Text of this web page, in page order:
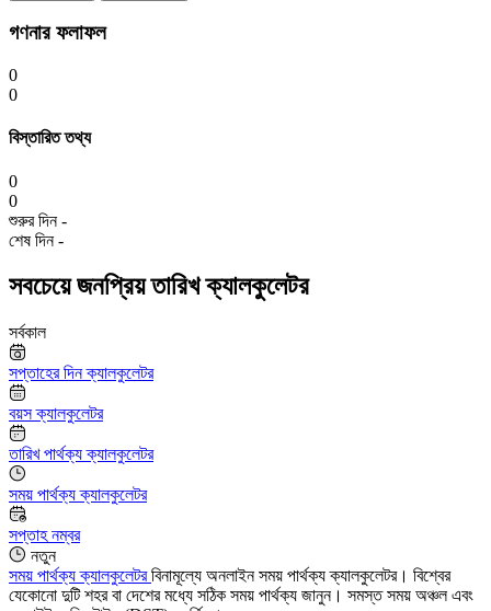
গণনার ফলাফল
0
0
বিস্তারিত তথ্য
0
0
শুরুর দিন -
শেষ দিন -
সবচেয়ে জনপ্রিয় তারিখ ক্যালকুলেটর
সর্বকাল
সপ্তাহের দিন ক্যালকুলেটর
বয়স ক্যালকুলেটর
তারিখ পার্থক্য ক্যালকুলেটর
সময় পার্থক্য ক্যালকুলেটর
সপ্তাহ নম্বর
নতুন
সময় পার্থক্য ক্যালকুলেটরবিনামূল্যে অনলাইন সময় পার্থক্য ক্যালকুলেটর। বিশ্বের
যেকোনো দুটি শহর বা দেশের মধ্যে সঠিক সময় পার্থক্য জানুন। সমস্ত সময় অঞ্চল এবং